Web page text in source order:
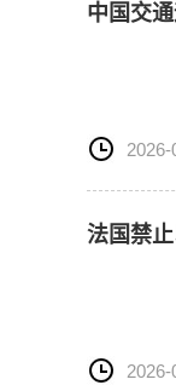
中国交
2026-
法国禁
2026-